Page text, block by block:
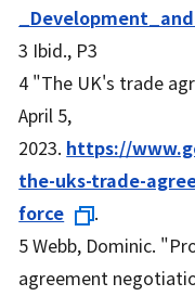
3 Ibid., P3
4 "The UK's trade
April 5,
2023. https://
the-uks-trade-
force
.
5 Webb, Dominic.
agreement